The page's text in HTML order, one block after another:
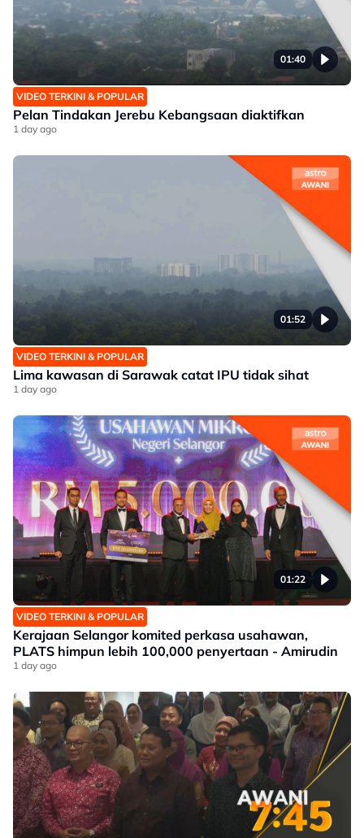
01:40
VIDEO TERKINI & POPULAR
Pelan Tindakan Jerebu Kebangsaan diaktifkan
1 day ago
01:52
VIDEO TERKINI & POPULAR
Lima kawasan di Sarawak catat IPU tidak sihat
1 day ago
01:22
VIDEO TERKINI & POPULAR
Kerajaan Selangor komited perkasa usahawan,
PLATS himpun lebih 100,000 penyertaan - Amirudin
1 day ago